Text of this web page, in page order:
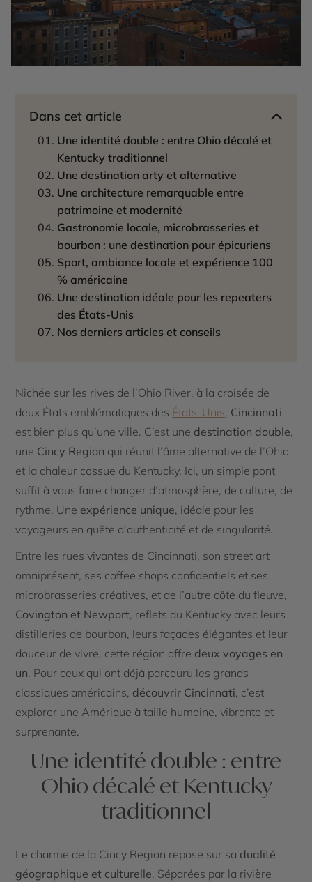
Dans cet article
Une identité double : entre Ohio décalé et
Kentucky traditionnel
Une destination arty et alternative
Une architecture remarquable entre
patrimoine et modernité
Gastronomie locale, microbrasseries et
bourbon : une destination pour épicuriens
Sport, ambiance locale et expérience 100
% américaine
Une destination idéale pour les repeaters
des États-Unis
Nos derniers articles et conseils
Nichée sur les rives de l’Ohio River, à la croisée de
deux États emblématiques des États-Unis, Cincinnati
est bien plus qu’une ville. C’est une destination double,
une Cincy Region qui réunit l’âme alternative de l’Ohio
et la chaleur cossue du Kentucky. Ici, un simple pont
suffit à vous faire changer d’atmosphère, de culture, de
rythme. Une expérience unique, idéale pour les
voyageurs en quête d’authenticité et de singularité.
Entre les rues vivantes de Cincinnati, son street art
omniprésent, ses coffee shops confidentiels et ses
microbrasseries créatives, et de l’autre côté du fleuve,
Covington et Newport, reflets du Kentucky avec leurs
distilleries de bourbon, leurs façades élégantes et leur
douceur de vivre, cette région offre deux voyages en
un. Pour ceux qui ont déjà parcouru les grands
classiques américains, découvrir Cincinnati, c’est
explorer une Amérique à taille humaine, vibrante et
surprenante.
Une identité double : entre
Ohio décalé et Kentucky
traditionnel
Le charme de la Cincy Region repose sur sa dualité
géographique et culturelle. Séparées par la rivière